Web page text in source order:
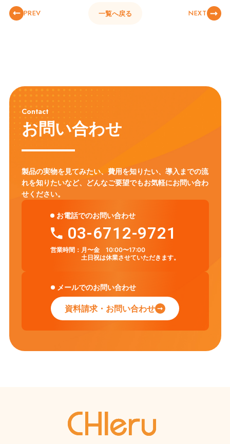
PREV 一覧へ戻る NEXT
Contact
お問い合わせ
製品の実物を見てみたい、費用を知りたい、導入までの流
れを知りたいなど、
どんなご要望でもお気軽にお問い合わ
せください。
お電話でのお問い合わせ
03-6712-9721
営業時間： 月〜金 10:00〜17:00
土日祝は休業させていただきます。
メールでのお問い合わせ
資料請求・お問い合わせ